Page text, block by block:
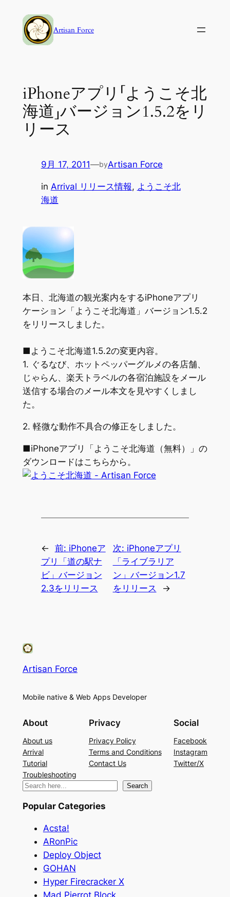
Artisan Force
iPhoneアプリ「ようこそ北
海道」バージョン1.5.2をリ
リース
9月 17, 2011—byArtisan Force
in Arrival リリース情報, ようこそ北
海道
本日、北海道の観光案内をするiPhoneアプリ
ケーション「ようこそ北海道」バージョン1.5.2
をリリースしました。
■ようこそ北海道1.5.2の変更内容。
1. ぐるなび、ホットペッパーグルメの各店舗、
じゃらん、楽天トラベルの各宿泊施設をメール
送信する場合のメール本文を見やすくしまし
た。
2. 軽微な動作不具合の修正をしました。
■iPhoneアプリ「ようこそ北海道（無料）」の
ダウンロードはこちらから。
← 前: iPhoneア
プリ「道の駅ナ
ビ」バージョン
2.3をリリース
次: iPhoneアプリ
「ライブラリア
ン」バージョン1.7
をリリース
→
Artisan Force
Mobile native & Web Apps Developer
About
About us
Arrival
Tutorial
Troubleshooting
Privacy
Privacy Policy
Terms and Conditions
Contact Us
Social
Facebook
Instagram
Twitter/X
検
Search
Popular Categories
Acsta!
ARonPic
Deploy Object
GOHAN
Hyper Firecracker X